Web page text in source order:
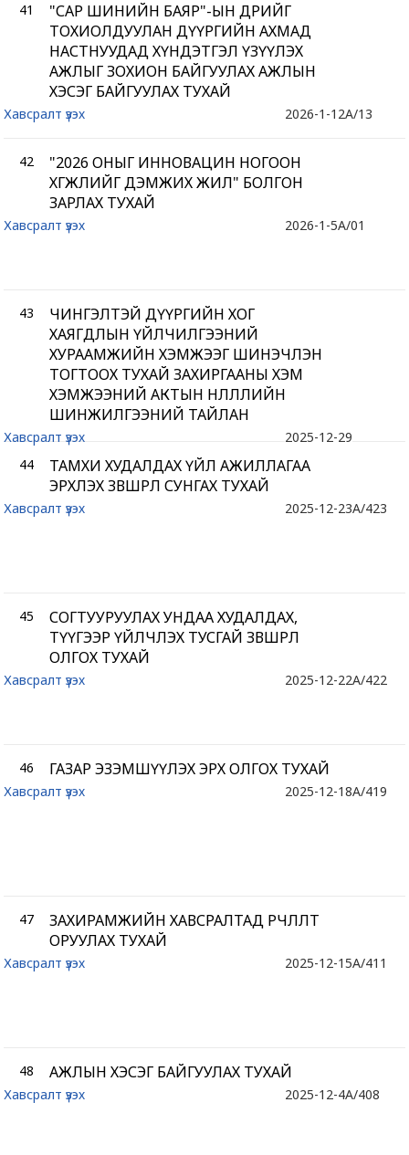
41
"САР ШИНИЙН БАЯР"-ЫН ӨДРИЙГ
ТОХИОЛДУУЛАН ДҮҮРГИЙН АХМАД
НАСТНУУДАД ХҮНДЭТГЭЛ ҮЗҮҮЛЭХ
АЖЛЫГ ЗОХИОН БАЙГУУЛАХ АЖЛЫН
ХЭСЭГ БАЙГУУЛАХ ТУХАЙ
2026-1-12A/13
Хавсралт үзэх
42
"2026 ОНЫГ ИННОВАЦИН НОГООН
ХӨГЖЛИЙГ ДЭМЖИХ ЖИЛ" БОЛГОН
ЗАРЛАХ ТУХАЙ
2026-1-5A/01
Хавсралт үзэх
43
ЧИНГЭЛТЭЙ ДҮҮРГИЙН ХОГ
ХАЯГДЛЫН ҮЙЛЧИЛГЭЭНИЙ
ХУРААМЖИЙН ХЭМЖЭЭГ ШИНЭЧЛЭН
ТОГТООХ ТУХАЙ ЗАХИРГААНЫ ХЭМ
ХЭМЖЭЭНИЙ АКТЫН НӨЛӨӨЛЛИЙН
ШИНЖИЛГЭЭНИЙ ТАЙЛАН
2025-12-29
Хавсралт үзэх
44
ТАМХИ ХУДАЛДАХ ҮЙЛ АЖИЛЛАГАА
ЭРХЛЭХ ЗӨВШӨӨРӨЛ СУНГАХ ТУХАЙ
2025-12-23A/423
Хавсралт үзэх
45
СОГТУУРУУЛАХ УНДАА ХУДАЛДАХ,
ТҮҮГЭЭР ҮЙЛЧЛЭХ ТУСГАЙ ЗӨВШӨӨРӨЛ
ОЛГОХ ТУХАЙ
2025-12-22A/422
Хавсралт үзэх
46 ГАЗАР ЭЗЭМШҮҮЛЭХ ЭРХ ОЛГОХ ТУХАЙ
2025-12-18A/419
Хавсралт үзэх
47
ЗАХИРАМЖИЙН ХАВСРАЛТАД ӨӨРЧЛӨЛТ
ОРУУЛАХ ТУХАЙ
2025-12-15A/411
Хавсралт үзэх
48 АЖЛЫН ХЭСЭГ БАЙГУУЛАХ ТУХАЙ
2025-12-4A/408
Хавсралт үзэх